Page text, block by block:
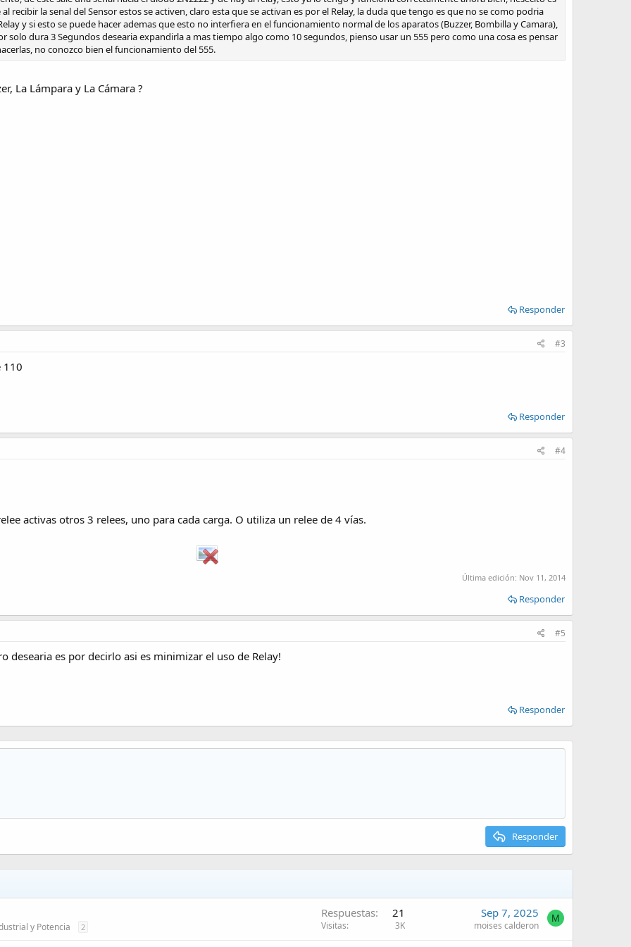
recibir la senal del Sensor estos se activen, claro esta que se activan es por el Relay, la duda que tengo es que no se como podria
y si esto se puede hacer ademas que esto no interfiera en el funcionamiento normal de los aparatos (Buzzer, Bombilla y Camara),
solo dura 3 Segundos desearia expandirla a mas tiempo algo como 10 segundos, pienso usar un 555 pero como una cosa es pensar
no conozco bien el funcionamiento del 555.
La Lámpara y La Cámara ?
Responder
#3
110
Responder
#4
activas otros 3 relees, uno para cada carga. O utiliza un relee de 4 vías.
Última edición: Nov 11, 2014
Responder
#5
desearia es por decirlo asi es minimizar el uso de Relay!
Responder
Responder
y Potencia 2
Respuestas 21
Visitas 3K
Sep 7, 2025
moises calderon
M